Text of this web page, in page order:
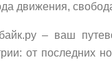
движения,
– ваш
от последних